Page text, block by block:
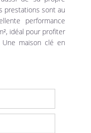
prestations sont au
performance
idéal pour profiter
maison clé en